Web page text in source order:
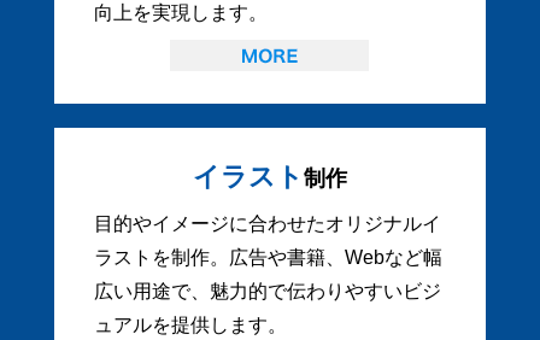
向上を実現します。
イラスト 制作
目的やイメージに合わせたオリジナルイ
ラストを制作。広告や書籍、Webなど幅
広い用途で、魅力的で伝わりやすいビジ
ュアルを提供します。